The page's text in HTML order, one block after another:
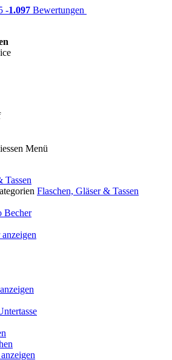
-1.097 Bewertungen
Menü
Tassen
Flaschen, Gläser & Tassen
Becher